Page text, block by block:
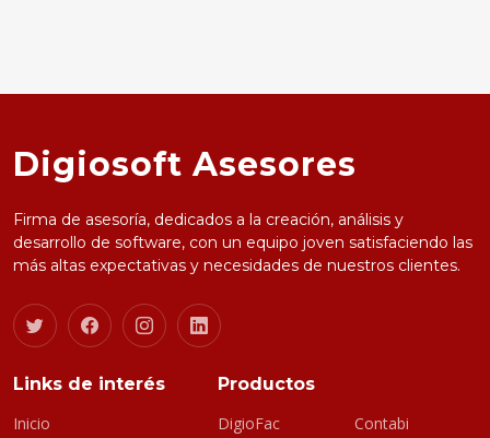
Digiosoft Asesores
Firma de asesoría, dedicados a la creación, análisis y
desarrollo de software, con un equipo joven satisfaciendo las
más altas expectativas y necesidades de nuestros clientes.
Links de interés
Inicio
Productos
DigioFac
Contabi